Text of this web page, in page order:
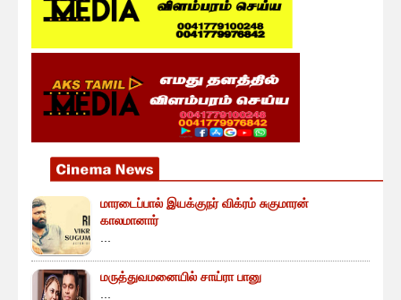
மாரடைப்பால் இயக்குநர் விக்ரம் சுகுமாரன்
காலமானார்
மருத்துவமனையில் சாய்ரா பானு